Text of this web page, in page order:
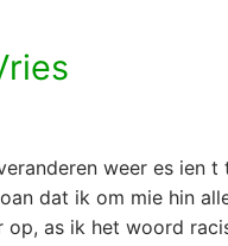
weer es ien t
dat ik om mie hin
as ik het woord